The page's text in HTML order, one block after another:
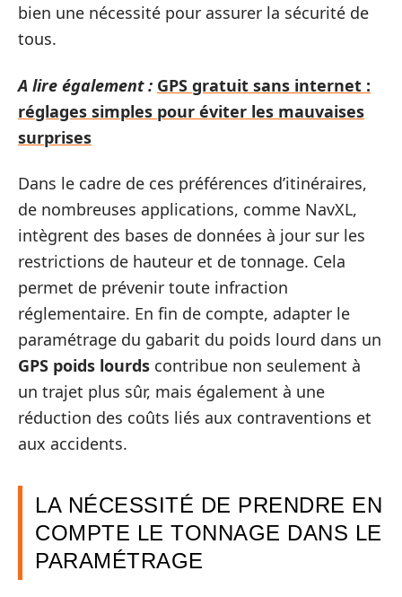
bien une nécessité pour assurer la sécurité de
tous.
A lire également : GPS gratuit sans internet :
réglages simples pour éviter les mauvaises
surprises
Dans le cadre de ces préférences d’itinéraires,
de nombreuses applications, comme NavXL,
intègrent des bases de données à jour sur les
restrictions de hauteur et de tonnage. Cela
permet de prévenir toute infraction
réglementaire. En fin de compte, adapter le
paramétrage du gabarit du poids lourd dans un
GPS poids lourds contribue non seulement à
un trajet plus sûr, mais également à une
réduction des coûts liés aux contraventions et
aux accidents.
LA NÉCESSITÉ DE PRENDRE EN
COMPTE LE TONNAGE DANS LE
PARAMÉTRAGE